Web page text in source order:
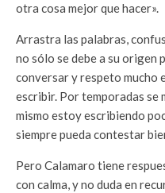
otra cosa mejor que hacer».
Arrastra las palabras,
no sólo se debe a su origen
conversar y respeto mucho
escribir. Por temporadas se
mismo estoy escribiendo
siempre pueda contestar
Pero Calamaro tiene
con calma, y no duda en